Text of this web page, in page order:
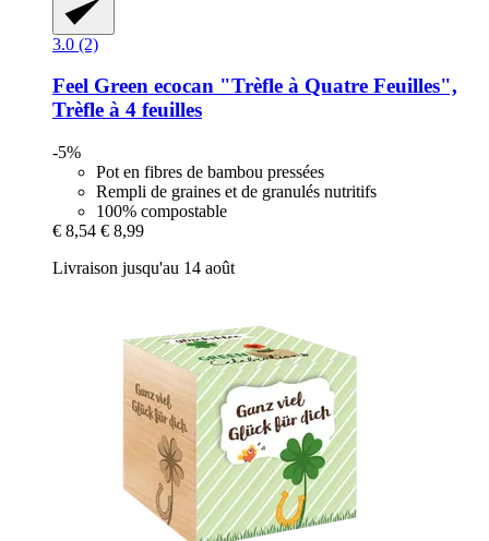
3.0 (2)
Feel Green ecocan "Trèfle à Quatre Feuilles",
Trèfle à 4 feuilles
-5%
Pot en fibres de bambou pressées
Rempli de graines et de granulés nutritifs
100% compostable
€ 8,54 € 8,99
Livraison jusqu'au 14 août